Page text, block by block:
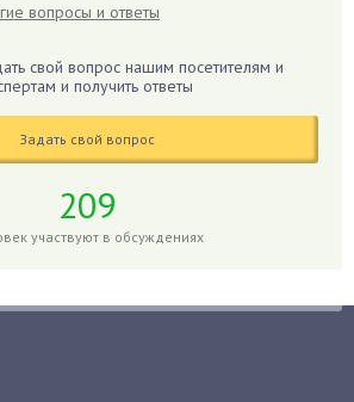
вопросы и ответы
свой вопрос нашим посетителям и
и получить ответы
Задать свой вопрос
209
участвуют в обсуждениях